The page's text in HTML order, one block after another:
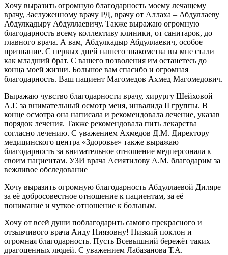
Хочу выразить огромную благодарность моему лечащему
врачу, Заслуженному врачу РД, врачу от Аллаха – Абдуллаеву
Абдулкадыру Абдуллаевичу. Также выражаю огромную
благодарность всему коллективу клиники, от санитарок, до
главного врача. А вам, Абдулкадыр Абдуллаевич, особое
признание. С первых дней нашего знакомства вы мне стали
как младший брат. С вашего позволения им останетесь до
конца моей жизни. Большое вам спасибо и огромная
благодарность. Ваш пациент Магомедов Ахмед Магомедович.
Выражаю чувство благодарности врачу, хирургу Шейховой
А.Г. за внимательный осмотр меня, инвалида II группы. В
конце осмотра она написала и рекомендовала лечение, указав
порядок лечения. Также рекомендовала пить лекарства
согласно лечению. С уважением Ахмедов Д.М. Директору
медицинского центра «Здоровье» также выражаю
благодарность за внимательное отношение медперсонала к
своим пациентам. УЗИ врача Асиятилову А.М. благодарим за
вежливое обследование
Хочу выразить огромную благодарность Абдуллаевой Диляре
за её добросовестное отношение к пациентам, за её
понимание и чуткое отношение к больным.
Хочу от всей души поблагодарить самого прекрасного и
отзывчивого врача Аиду Ниязовну! Низкий поклон и
огромная благодарность. Пусть Всевышний бережёт таких
драгоценных людей. С уважением Лабазанова Т.А.